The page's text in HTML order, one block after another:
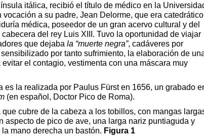
itálica, recibió el título de médico en la
a su padre, Jean Delorme, que era catedrático
médica, poseedor de un gran acervo cultural y del
del rey Luis XIII. Tuvo la oportunidad de viajar
que dejaba la “muerte negra”, cadáveres por
por tanto sufrimiento, la elaboración de
el contagio, vestimenta con una máscara muy
la realizada por Paulus Fürst en 1656, un grabado
(en español, Doctor Pico de Roma).
cubre de la cabeza a los tobillos, con mangas
aspecto de pico de ave, una larga nariz puntiaguda y
mano derecha un bastón. Figura 1